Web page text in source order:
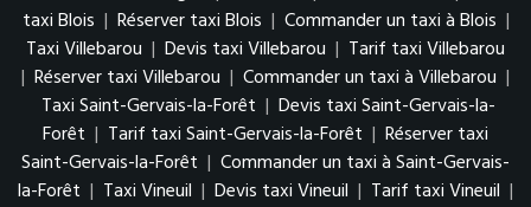
taxi Blois | Réserver taxi Blois | Commander un taxi à Blois |
Taxi Villebarou | Devis taxi Villebarou | Tarif taxi Villebarou
| Réserver taxi Villebarou | Commander un taxi à Villebarou |
Taxi Saint-Gervais-la-Forêt | Devis taxi Saint-Gervais-la-
Forêt | Tarif taxi Saint-Gervais-la-Forêt | Réserver taxi
Saint-Gervais-la-Forêt | Commander un taxi à Saint-Gervais-
la-Forêt | Taxi Vineuil | Devis taxi Vineuil | Tarif taxi Vineuil |